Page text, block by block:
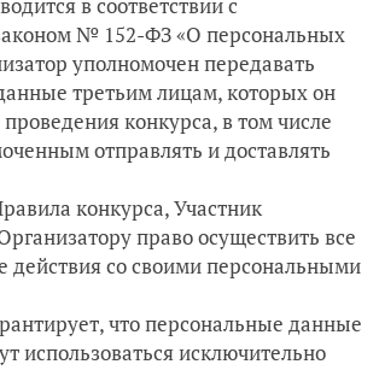
в соответствии с
№ 152-ФЗ «О персональных
уполномочен передавать
третьим лицам, которых он
конкурса, в том числе
отправлять и доставлять
конкурса, Участник
право осуществить все
со своими персональными
что персональные данные
использоваться исключительно